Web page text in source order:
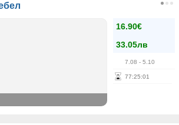
16.90€
33.05лв
7.08 - 5.10
77:25:01